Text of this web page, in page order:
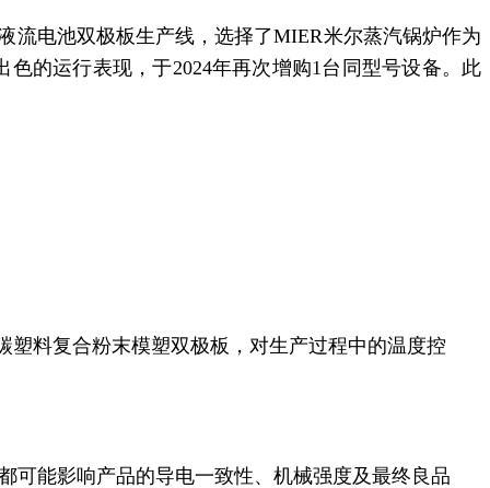
流电池双极板生产线，选择了MIER米尔蒸汽锅炉作为
的运行表现，于2024年再次增购1台同型号设备。此
料复合粉末模塑双极板，对生产过程中的温度控
可能影响产品的导电一致性、机械强度及最终良品